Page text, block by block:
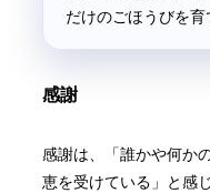
だけのごほうびを育
感謝
感謝は、「誰かや何か
恵を受けている」と感